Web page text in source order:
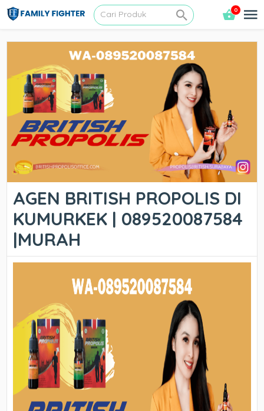
0
AGEN BRITISH PROPOLIS DI
KUMURKEK | 089520087584
|MURAH